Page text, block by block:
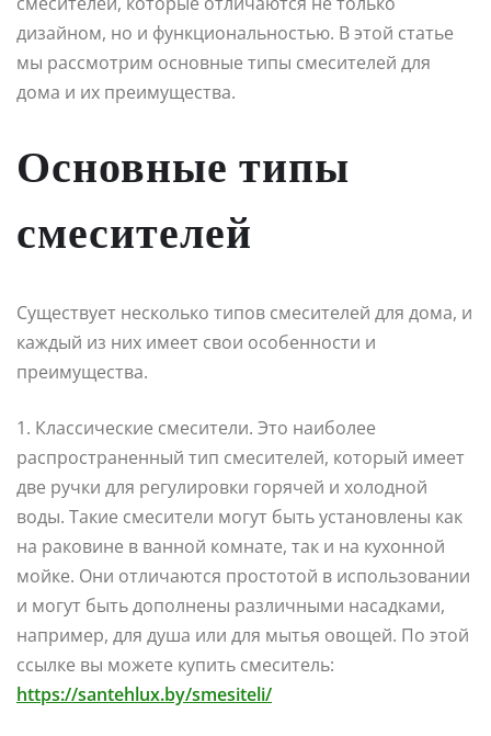
дизайном, но и функциональностью. В этой статье
мы рассмотрим основные типы смесителей для
дома и их преимущества.
Основные типы
смесителей
Существует несколько типов смесителей для дома, и
каждый из них имеет свои особенности и
преимущества.
1. Классические смесители. Это наиболее
распространенный тип смесителей, который имеет
две ручки для регулировки горячей и холодной
воды. Такие смесители могут быть установлены как
на раковине в ванной комнате, так и на кухонной
мойке. Они отличаются простотой в использовании
и могут быть дополнены различными насадками,
например, для душа или для мытья овощей. По этой
ссылке вы можете купить смеситель:
https://santehlux.by/smesiteli/